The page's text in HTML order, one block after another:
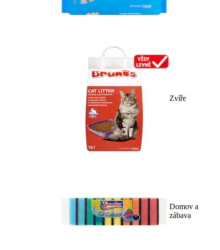
Zvíře
Domov a
zábava